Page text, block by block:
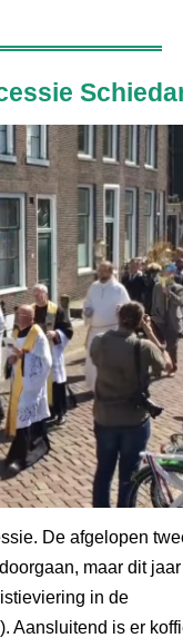
De afgelopen
maar dit
in de
Aansluitend is er